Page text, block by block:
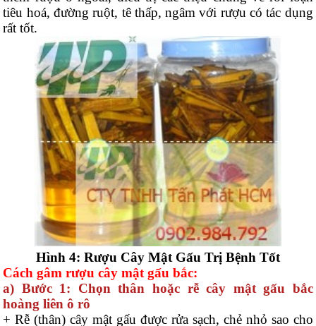
tiêu hoá, đường ruột, tê thấp, ngâm với rượu có tác dụng
rất tốt.
Hình 4: Rượu Cây Mật Gấu Trị Bệnh Tốt
Cách gâm rượu cây mật gấu bắc:
a) Bước 1: Chọn thân hoặc rễ cây mật gấu bắc
hoàng liên ô rô
+ Rễ (thân) cây mật gấu được rửa sạch, chẻ nhỏ sao cho